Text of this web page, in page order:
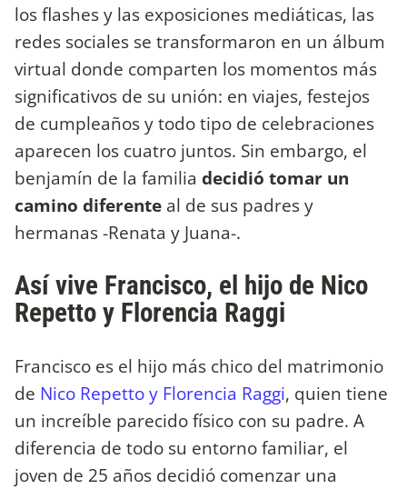
los flashes y las exposiciones mediáticas, las
redes sociales se transformaron en un álbum
virtual donde comparten los momentos más
significativos de su unión: en viajes, festejos
de cumpleaños y todo tipo de celebraciones
aparecen los cuatro juntos. Sin embargo, el
benjamín de la familia decidió tomar un
camino diferente al de sus padres y
hermanas -Renata y Juana-.
Así vive Francisco, el hijo de Nico
Repetto y Florencia Raggi
Francisco es el hijo más chico del matrimonio
de Nico Repetto y Florencia Raggi, quien tiene
un increíble parecido físico con su padre. A
diferencia de todo su entorno familiar, el
joven de 25 años decidió comenzar una